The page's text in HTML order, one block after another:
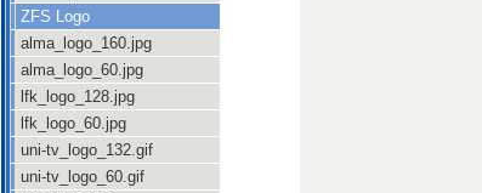
ZFS Logo
alma_logo_160.jpg
alma_logo_60.jpg
lfk_logo_128.jpg
lfk_logo_60.jpg
uni-tv_logo_132.gif
uni-tv_logo_60.gif